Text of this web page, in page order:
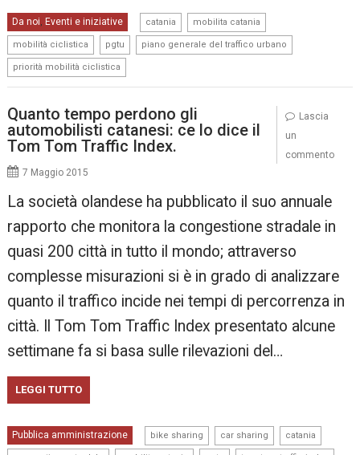
Da noi, Eventi e iniziative catania mobilita catania
mobilità ciclistica pgtu piano generale del traffico urbano
priorità mobilità ciclistica
Quanto tempo perdono gli
automobilisti catanesi: ce lo dice il
Tom Tom Traffic Index.
7 Maggio 2015
La società olandese ha pubblicato il suo annuale
rapporto che monitora la congestione stradale in
quasi 200 città in tutto il mondo; attraverso
complesse misurazioni si è in grado di analizzare
quanto il traffico incide nei tempi di percorrenza in
città. Il Tom Tom Traffic Index presentato alcune
settimane fa si basa sulle rilevazioni del…
LEGGI TUTTO
Pubblica amministrazione bike sharing car sharing catania
Lascia
un
commento